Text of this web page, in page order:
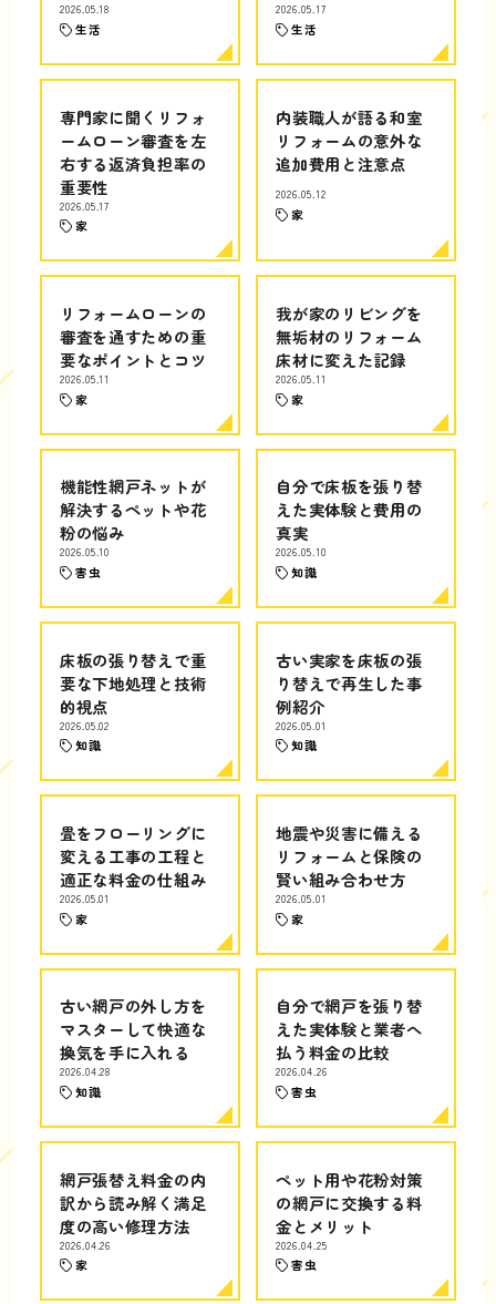
2026.05.18
生活
2026.05.17
生活
専門家に聞くリフォ
ームローン審査を左
右する返済負担率の
重要性
2026.05.17
家
内装職人が語る和室
リフォームの意外な
追加費用と注意点
2026.05.12
家
リフォームローンの
審査を通すための重
要なポイントとコツ
2026.05.11
家
我が家のリビングを
無垢材のリフォーム
床材に変えた記録
2026.05.11
家
機能性網戸ネットが
解決するペットや花
粉の悩み
2026.05.10
害虫
自分で床板を張り替
えた実体験と費用の
真実
2026.05.10
知識
床板の張り替えで重
要な下地処理と技術
的視点
2026.05.02
知識
古い実家を床板の張
り替えで再生した事
例紹介
2026.05.01
知識
畳をフローリングに
変える工事の工程と
適正な料金の仕組み
2026.05.01
家
地震や災害に備える
リフォームと保険の
賢い組み合わせ方
2026.05.01
家
古い網戸の外し方を
マスターして快適な
換気を手に入れる
2026.04.28
知識
自分で網戸を張り替
えた実体験と業者へ
払う料金の比較
2026.04.26
害虫
網戸張替え料金の内
訳から読み解く満足
度の高い修理方法
2026.04.26
家
ペット用や花粉対策
の網戸に交換する料
金とメリット
2026.04.25
害虫